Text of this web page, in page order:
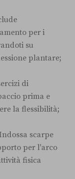
per i
su
plantare;
di
prima e
la flessibilità;
scarpe
per l'arco
fisica